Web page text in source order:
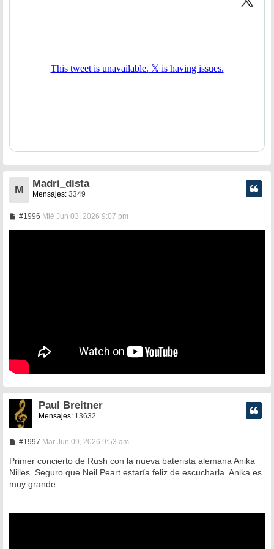
M
Madri_dista
Mensajes: 3349
#1996MMié Jun 03, 2026 9:07 pm
Paul Breitner
Mensajes:13632
#1997M
n
a
j
Mar Jun 09, 2026 9:53 am
Primer concierto de Rush con la nueva baterista alemana Anika
Nilles. Seguro que Neil Peart estaría feliz de escucharla. Anika es
muy grande...